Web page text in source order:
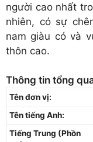
người cao nhất
nhiên, có sự
nam giàu có và
thôn cao.
Thông tin tổng
Tên đơn vị:
Tên tiếng Anh:
Tiếng Trung (Phồn